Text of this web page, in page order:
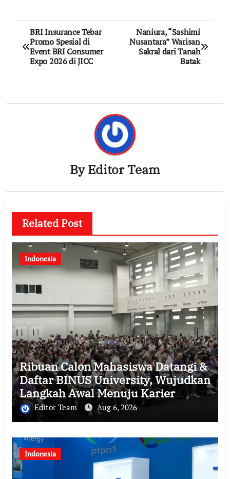
Post
navigation
BRI Insurance Tebar
Promo Spesial di
Event BRI Consumer
Expo 2026 di JICC
Naniura, “Sashimi
Nusantara” Warisan
Sakral dari Tanah
Batak
ByEditor Team
Related Post
Indonesia
Ribuan Calon Mahasiswa Datangi &
Daftar BINUS University, Wujudkan
Langkah Awal Menuju Karier
Global
Editor Team Aug 6, 2026
Indonesia